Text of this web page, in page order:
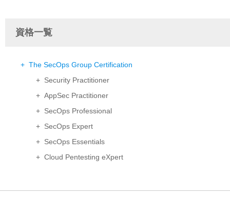
資格一覧
+ The SecOps Group Certification
+ Security Practitioner
+ AppSec Practitioner
+ SecOps Professional
+ SecOps Expert
+ SecOps Essentials
+ Cloud Pentesting eXpert